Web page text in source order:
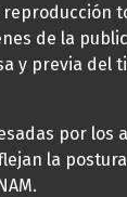
de la
y previa del
por los
la